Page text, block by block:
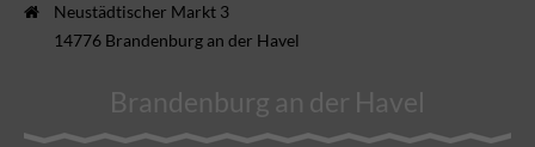
Neustädtischer Markt 3
14776 Brandenburg an der Havel
Brandenburg an der Havel